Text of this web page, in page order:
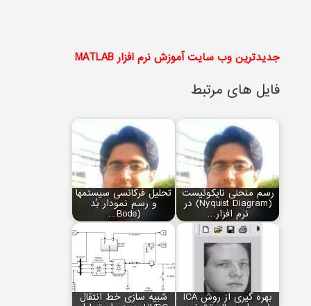
جدیدترین وب سایت آموزش نرم افزار MATLAB
فایل های مرتبط
رسم منحنی نایکوئیست
(Nyquist Diagram) در
نرم افزار…
تحلیل فرکانسی سیستم‏ها
و رسم نمودار بُد
(Bode…
بهره گیری از روش ICA شبیه سازی خط انتقال